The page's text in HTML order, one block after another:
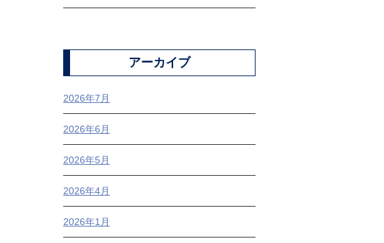
アーカイブ
2026年7月
2026年6月
2026年5月
2026年4月
2026年1月